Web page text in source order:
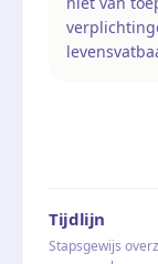
Tijdlijn
Stapsgewijs